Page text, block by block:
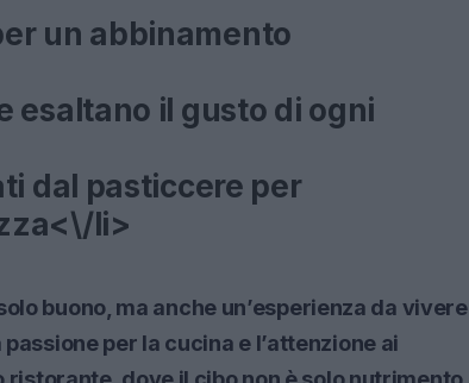
un abbinamento
esaltano il gusto di ogni
dal pasticcere per
li>
buono, ma anche un’esperienza da vivere
per la cucina e l’attenzione ai